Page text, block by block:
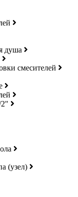
душа
смесителей
2"
(узел)